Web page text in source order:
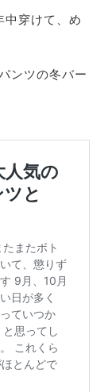
中穿けて、め
ンツの冬バー